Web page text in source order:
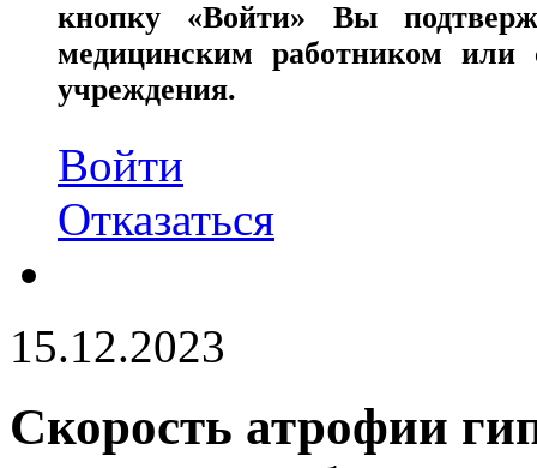
кнопку «Войти» Вы
медицинским работником или
учреждения.
Войти
Отказаться
15.12.2023
Скорость атрофии